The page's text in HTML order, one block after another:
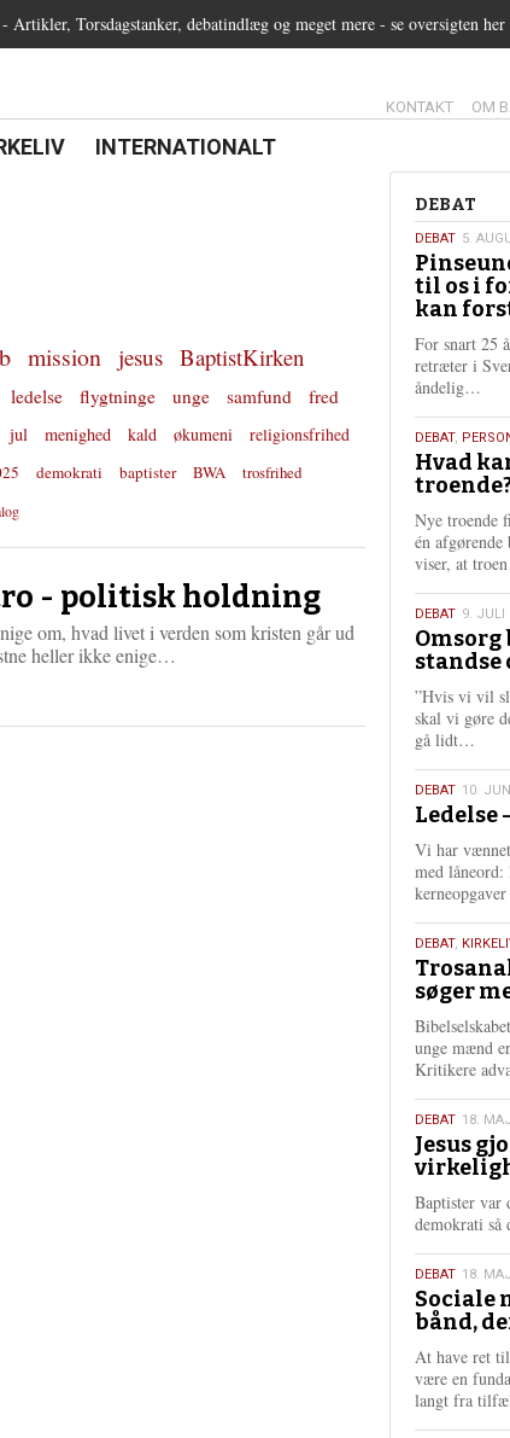
Torsdagstanker, debatindlæg og meget mere - se oversigten her
13.0:
KONTAKT 14.0:
OM
22.0:
INTERNATIONALT
mission jesus BaptistKirken
ledelse flygtninge unge samfund
fred
jul menighed kald økumeni
religionsfrihed
demokrati baptister BWA
trosfrihed
- politisk holdning
om, hvad livet i verden som kristen går ud
heller ikke enige…
m
Debat
DEBAT
5.
august
2026
DEBAT 5.
til os i
kan
For snart 25
retræter i
åndelig…
s
m
e
r
e
25.
juli
2026
DEBAT,
Hvad
Nye troende
én
viser, at
9.
juli
2026
DEBAT 9. JULI
Omsorg
standse
”Hvis vi vil
skal vi gøre
gå lidt…
s
e
r
e
10.
juni
2026
DEBAT 10.
Ledelse
Vi har
med låneord:
2.
juni
2026
DEBAT,
søger
unge mænd
Kritikere
18.
maj
2026
DEBAT 18.
Jesus
Baptister var
demokrati så
18.
maj
2026
DEBAT 18.
Sociale
bånd,
At have ret
være en
langt fra